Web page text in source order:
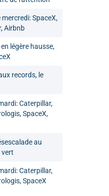
SpaceX,
Airbnb
légère hausse,
records, le
Caterpillar,
SpaceX,
au
vert
Caterpillar,
SpaceX